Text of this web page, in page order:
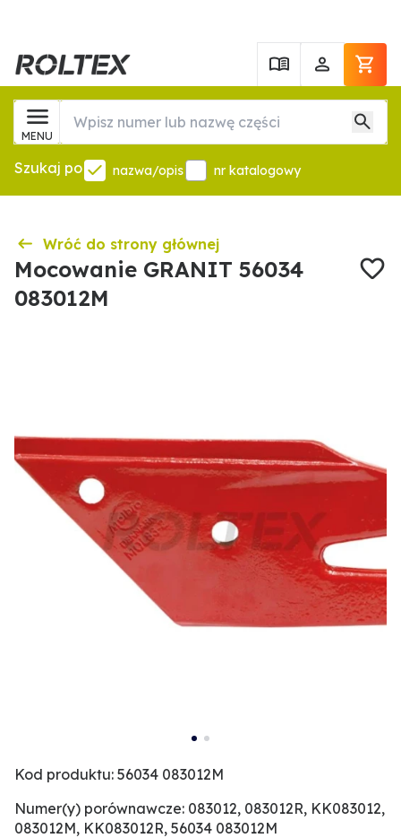
MENU
Szukaj po nazwa/opis nr katalogowy
Wróć do strony głównej
Mocowanie GRANIT 56034
083012M
Kod produktu: 56034 083012M
Numer(y) porównawcze: 083012, 083012R, KK083012,
083012M, KK083012R, 56034 083012M